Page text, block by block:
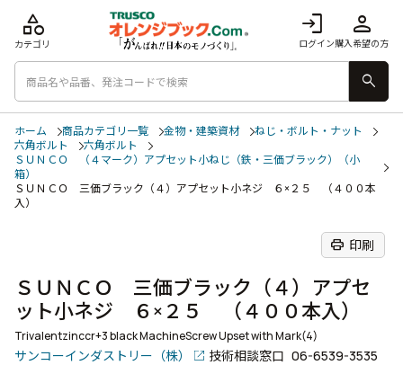
login
ログイン
person
購入希望の方
category
カテゴリ
search
ホーム 商品カテゴリ一覧 金物・建築資材
ねじ・ボルト・ナット
六角ボルト
六角ボルト
ＳＵＮＣＯ （４マーク）アプセット小ねじ（鉄・三価ブラック）（小
箱）
ＳＵＮＣＯ 三価ブラック（４）アプセット小ネジ ６×２５ （４００本
入）
print 印刷
ＳＵＮＣＯ 三価ブラック（４）アプセ
ット小ネジ ６×２５ （４００本入）
Trivalentzinccr+3 black MachineScrew Upset with Mark(4)
サンコーインダストリー（株） 技術相談窓口 06-6539-3535